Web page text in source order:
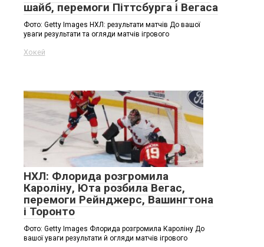
шайб, перемоги Піттсбурга і Вегаса
Фото: Getty Images НХЛ: результати матчів До вашої
уваги результати та огляди матчів ігрового
Хокей
НХЛ: Флорида розгромила
Кароліну, Юта розбила Вегас,
перемоги Рейнджерс, Вашингтона
і Торонто
Фото: Getty Images Флорида розгромила Кароліну До
вашої уваги результати й огляди матчів ігрового